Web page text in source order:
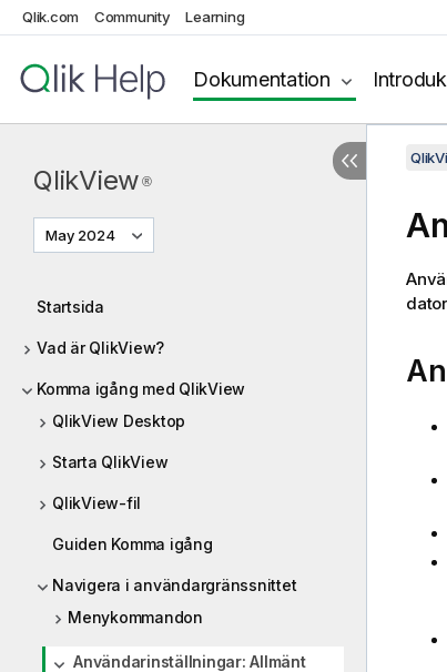
Qlik.com Community Learning
Dokumentation
QlikView ®
May 2024
Startsida
Vad är QlikView?
Komma igång med QlikView
QlikView Desktop
Starta QlikView
QlikView-fil
Guiden Komma igång
Navigera i användargränssnittet
Menykommandon
Användarinställningar: Allmänt